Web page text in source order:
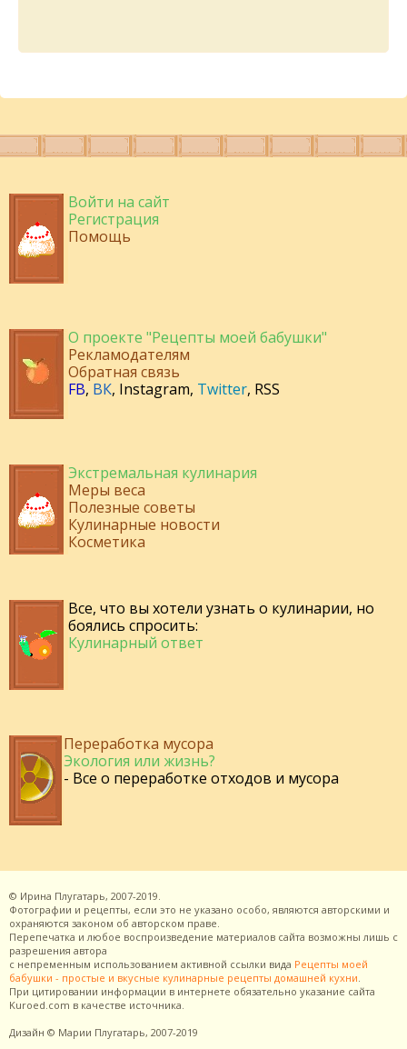
Войти на сайт
Регистрация
Помощь
О проекте "Рецепты моей бабушки"
Рекламодателям
Обратная связь
FB, ВК, Instagram, Twitter, RSS
Экстремальная кулинария
Меры веса
Полезные советы
Кулинарные новости
Косметика
Все, что вы хотели узнать о кулинарии, но
боялись спросить:
Кулинарный ответ
Переработка мусора
Экология или жизнь?
- Все о переработке отходов и мусора
© Ирина Плугатарь, 2007-2019.
Фотографии и рецепты, если это не указано особо, являются авторскими и
охраняются законом об авторском праве.
Перепечатка и любое воспроизведение материалов сайта возможны лишь с
разрешения автора
с непременным использованием активной ссылки вида Рецепты моей
бабушки - простые и вкусные кулинарные рецепты домашней кухни.
При цитировании информации в интернете обязательно указание сайта
Kuroed.com в качестве источника.
Дизайн © Марии Плугатарь, 2007-2019